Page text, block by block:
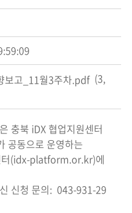
보고_11월3주차.pdf(3,
충북 iDX 협업지원센터
공동으로 운영하는
터(idx-platform.or.kr)에
신청 문의: 043-931-29